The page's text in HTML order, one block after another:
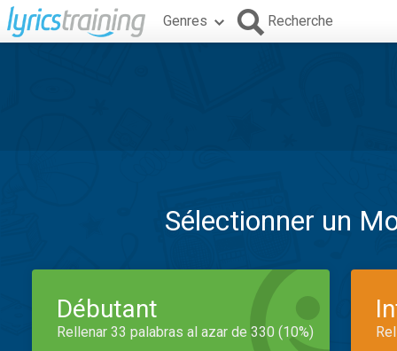
Genres Recherche
Sélectionner un
Débutant
Rellenar 33 palabras al azar de 330 (10%)